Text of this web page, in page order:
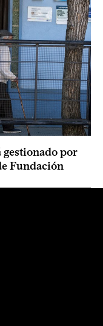
gestionado por
Fundación